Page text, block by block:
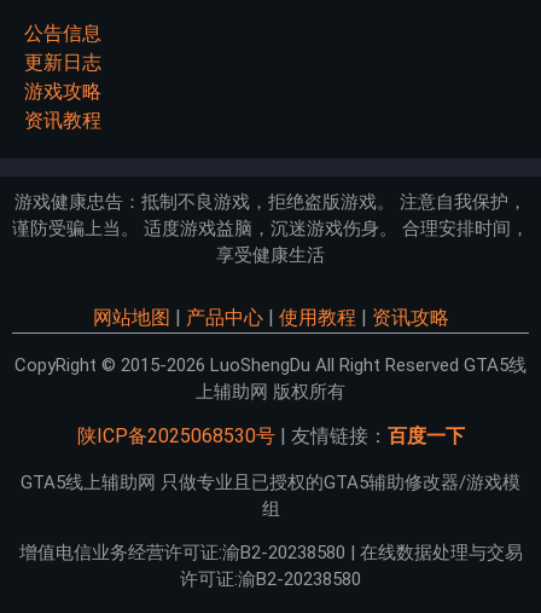
公告信息
更新日志
游戏攻略
资讯教程
游戏健康忠告：抵制不良游戏，拒绝盗版游戏。 注意自我保护，
谨防受骗上当。 适度游戏益脑，沉迷游戏伤身。 合理安排时间，
享受健康生活
网站地图 | 产品中心| 使用教程 | 资讯攻略
CopyRight © 2015-2026 LuoShengDu All Right Reserved GTA5线
上辅助网 版权所有
陕ICP备2025068530号| 友情链接： 百度一下
GTA5线上辅助网 只做专业且已授权的GTA5辅助修改器/游戏模
组
增值电信业务经营许可证:渝B2-20238580 | 在线数据处理与交易
许可证:渝B2-20238580